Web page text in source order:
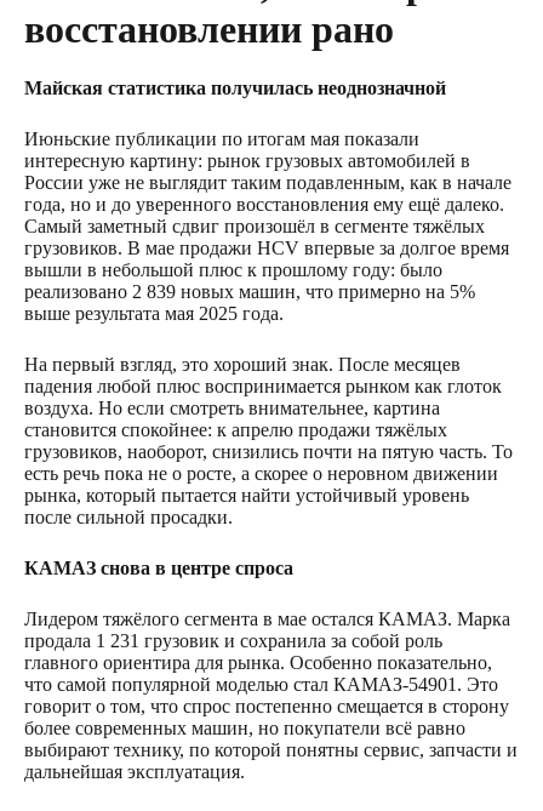
восстановлении рано
Майская статистика получилась неоднозначной
Июньские публикации по итогам мая показали
интересную картину: рынок грузовых автомобилей в
России уже не выглядит таким подавленным, как в начале
года, но и до уверенного восстановления ему ещё далеко.
Самый заметный сдвиг произошёл в сегменте тяжёлых
грузовиков. В мае продажи HCV впервые за долгое время
вышли в небольшой плюс к прошлому году: было
реализовано 2 839 новых машин, что примерно на 5%
выше результата мая 2025 года.
На первый взгляд, это хороший знак. После месяцев
падения любой плюс воспринимается рынком как глоток
воздуха. Но если смотреть внимательнее, картина
становится спокойнее: к апрелю продажи тяжёлых
грузовиков, наоборот, снизились почти на пятую часть. То
есть речь пока не о росте, а скорее о неровном движении
рынка, который пытается найти устойчивый уровень
после сильной просадки.
КАМАЗ снова в центре спроса
Лидером тяжёлого сегмента в мае остался КАМАЗ. Марка
продала 1 231 грузовик и сохранила за собой роль
главного ориентира для рынка. Особенно показательно,
что самой популярной моделью стал КАМАЗ-54901. Это
говорит о том, что спрос постепенно смещается в сторону
более современных машин, но покупатели всё равно
выбирают технику, по которой понятны сервис, запчасти и
дальнейшая эксплуатация.